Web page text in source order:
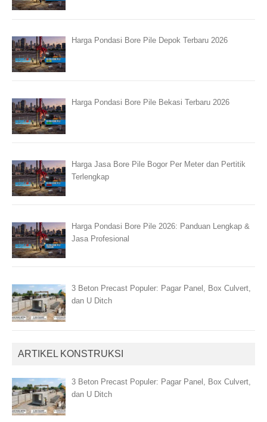
Harga Pondasi Bore Pile Depok Terbaru 2026
Harga Pondasi Bore Pile Bekasi Terbaru 2026
Harga Jasa Bore Pile Bogor Per Meter dan Pertitik
Terlengkap
Harga Pondasi Bore Pile 2026: Panduan Lengkap &
Jasa Profesional
3 Beton Precast Populer: Pagar Panel, Box Culvert,
dan U Ditch
ARTIKEL KONSTRUKSI
3 Beton Precast Populer: Pagar Panel, Box Culvert,
dan U Ditch